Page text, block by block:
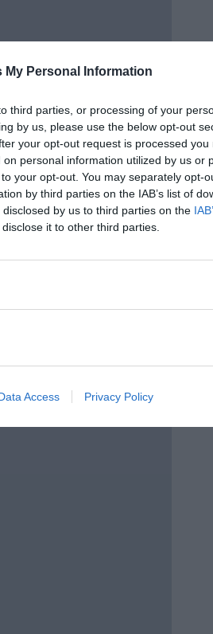
My Personal Information
third parties, or processing of your
by us, please use the below opt-out
your opt-out request is processed you
personal information utilized by us or
your opt-out. You may separately opt-
by third parties on the IAB’s list of
by us to third parties on the
it to other third parties.
Access Privacy Policy